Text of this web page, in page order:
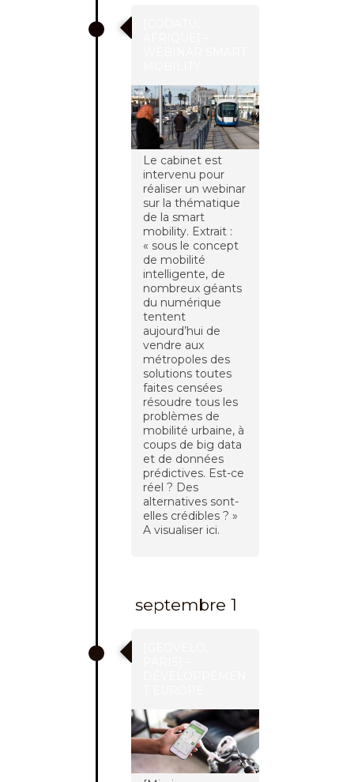
Le cabinet est
intervenu pour
réaliser un webinar
sur la thématique
de la smart
mobility. Extrait :
« sous le concept
de mobilité
intelligente, de
nombreux géants
du numérique
tentent
aujourd’hui de
vendre aux
métropoles des
solutions toutes
faites censées
résoudre tous les
problèmes de
mobilité urbaine, à
coups de big data
et de données
prédictives. Est-ce
réel ? Des
alternatives sont-
elles crédibles ? »
A visualiser ici.
septembre 1